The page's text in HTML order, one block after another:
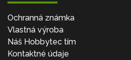
Ochranná známka
Vlastná výroba
Náš Hobbytec tím
Kontaktné údaje